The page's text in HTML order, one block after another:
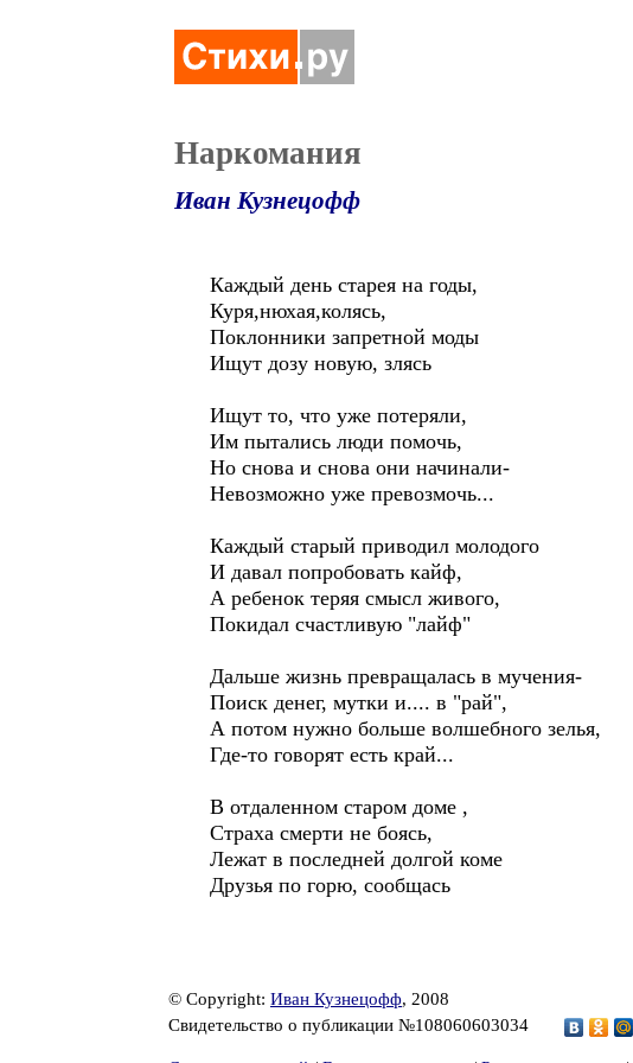
Наркомания
Иван Кузнецофф
Каждый день старея на годы,
Куря,нюхая,колясь,
Поклонники запретной моды
Ищут дозу новую, злясь
Ищут то, что уже потеряли,
Им пытались люди помочь,
Но снова и снова они начинали-
Невозможно уже превозмочь...
Каждый старый приводил молодого
И давал попробовать кайф,
А ребенок теряя смысл живого,
Покидал счастливую "лайф"
Дальше жизнь превращалась в мучения-
Поиск денег, мутки и.... в "рай",
А потом нужно больше волшебного зелья,
Где-то говорят есть край...
В отдаленном старом доме ,
Страха смерти не боясь,
Лежат в последней долгой коме
Друзья по горю, сообщась
© Copyright: Иван Кузнецофф, 2008
Свидетельство о публикации №108060603034